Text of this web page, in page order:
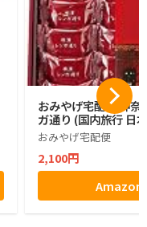
おみやげ宅配便 神奈
ガ通り (国内旅行 日
おみやげ宅配便
2,100円
Amazon